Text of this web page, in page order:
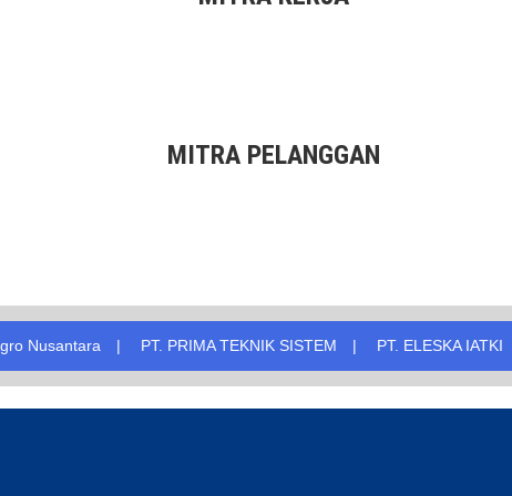
MITRA PELANGGAN
PT. PRIMA TEKNIK SISTEM PT. ELESKA IATKI LSP LHN